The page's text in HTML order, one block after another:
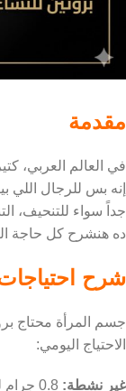
مقدمة
في العالم العربي،
إنه بس للرجال اللي
جداً سواء للتنحيف،
ده هنشرح كل حاجة
شرح
جسم المرأة محتاج
الاحتياج اليومي:
غير نشطة: